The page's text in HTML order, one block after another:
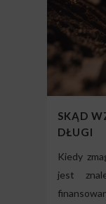
SKĄD
DŁUGI
Kiedy
jest